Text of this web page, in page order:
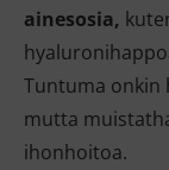
ainesosia,
Tuntuma onkin
mutta
ihonhoitoa.